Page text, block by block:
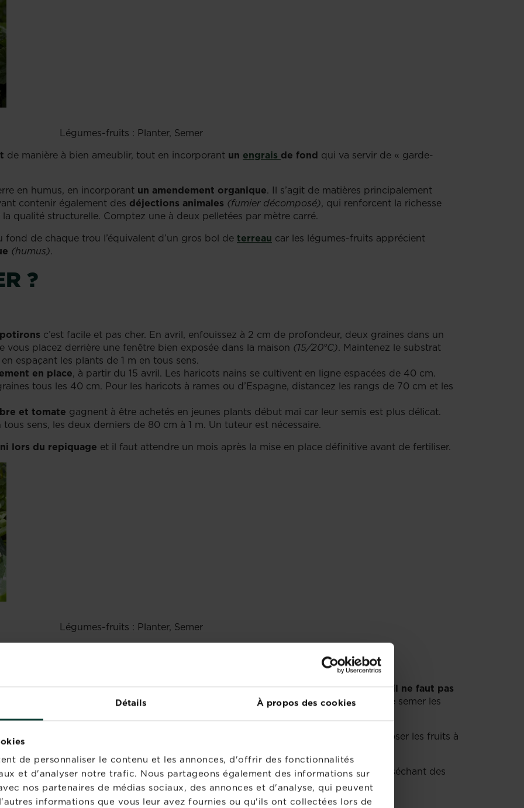
Détails À propos des cookies
de personnaliser le contenu et les annonces, d'offrir des fonctionnalités
et d'analyser notre trafic. Nous partageons également des informations sur
nos partenaires de médias sociaux, des annonces et d'analyse, qui peuvent
informations que vous leur avez fournies ou qu'ils ont collectées lors de
Légumes-fruits : Planter, Semer
de manière à bien ameublir, tout en incorporant un engrais de fond qui va servir de « garde-
en humus, en incorporant un amendement organique. Il s’agit de matières principalement
contenir également des déjections animales (fumier décomposé), qui renforcent la richesse
qualité structurelle. Comptez une à deux pelletées par mètre carré.
fond de chaque trou l’équivalent d’un gros bol de terreau car les légumes-fruits apprécient
(humus).
?
c’est facile et pas cher. En avril, enfouissez à 2 cm de profondeur, deux graines dans un
vous placez derrière une fenêtre bien exposée dans la maison (15/20°C). Maintenez le substrat
espaçant les plants de 1 m en tous sens.
en place, à partir du 15 avril. Les haricots nains se cultivent en ligne espacées de 40 cm.
tous les 40 cm. Pour les haricots à rames ou d’Espagne, distancez les rangs de 70 cm et les
et tomate gagnent à être achetés en jeunes plants début mai car leur semis est plus délicat.
sens, les deux derniers de 80 cm à 1 m. Un tuteur est nécessaire.
lors du repiquage et il faut attendre un mois après la mise en place définitive avant de fertiliser.
Légumes-fruits : Planter, Semer
tropicale, principalement sud-américaine. Il s’agit donc deplantes frileuses qu’il ne faut pas
avides de chaleur
. Un indice : attendez que le lilas soit en pleine floraison avant de semer les
mai : aubergine, tomate, melon, poivron, concombre.
de la qualité gustative
. N’hésitez pas à supprimer quelques feuilles pour exposer les fruits à
potagerpar une haie d’arbustes persistants, pour éviter l’effet rafraîchissant et desséchant des